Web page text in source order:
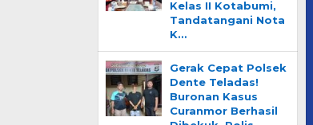
Gerak Cepat Polsek
Dente Teladas!
Dibekuk, Polis…
Meta